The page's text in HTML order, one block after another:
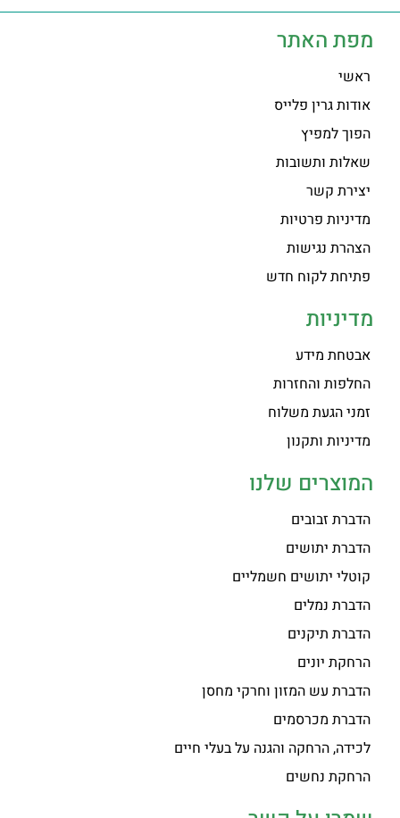
מפת האתר
ראשי
אודות גרין פלייס
הפוך למפיץ
שאלות ותשובות
יצירת קשר
מדיניות פרטיות
הצהרת נגישות
פתיחת לקוח חדש
מדיניות
אבטחת מידע
החלפות והחזרות
זמני הגעת משלוח
מדיניות ותקנון
המוצרים שלנו
הדברת זבובים
הדברת יתושים
קוטלי יתושים חשמליים
הדברת נמלים
הדברת תיקנים
הרחקת יונים
הדברת עש המזון וחרקי מחסן
הדברת מכרסמים
לכידה, הרחקה והגנה על בעלי חיים
הרחקת נחשים